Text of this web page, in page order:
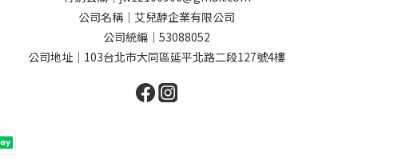
公司名稱｜艾兒馞企業有限公司
公司統編｜53088052
公司地址｜103台北市大同區延平北路二段127號4樓